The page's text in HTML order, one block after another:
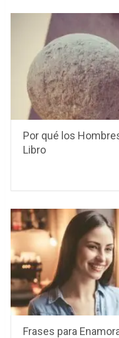
Por qué los
Libro
Frases para